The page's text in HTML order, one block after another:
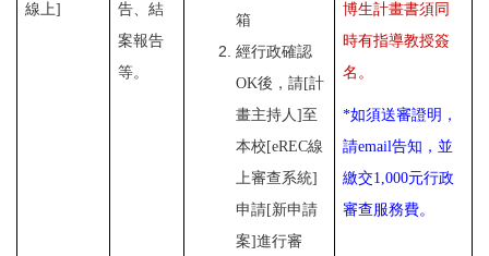
線上]
告、結
案報告
等。
箱
經行政確認
OK後，請[計
畫主持人]至
本校[eREC線
上審查系統]
申請[新申請
案]進行審
博生計畫書須同
時有指導教授簽
名。
*如須送審證明，
請email告知，並
繳交1,000元行政
審查服務費。